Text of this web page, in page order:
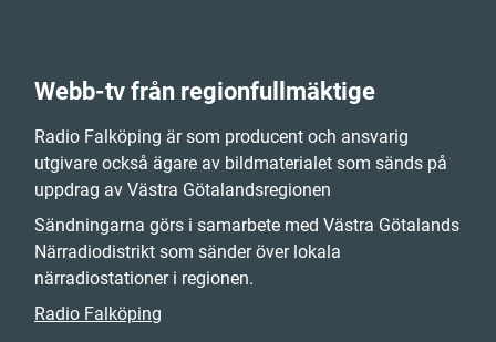
Webb-tv från regionfullmäktige
Radio Falköping är som producent och ansvarig
utgivare också ägare av bildmaterialet som sänds på
uppdrag av Västra Götalandsregionen
Sändningarna görs i samarbete med Västra Götalands
Närradiodistrikt som sänder över lokala
närradiostationer i regionen.
Radio Falköping